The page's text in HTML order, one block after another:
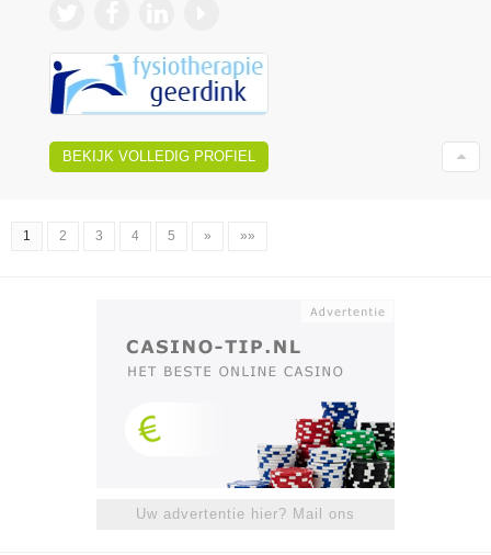
BEKIJK VOLLEDIG PROFIEL
1 2 3 4 5 » »»
Uw advertentie hier? Mail ons